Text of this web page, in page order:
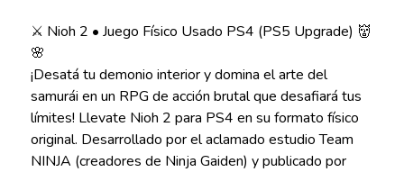
⚔️ Nioh 2 • Juego Físico Usado PS4 (PS5 Upgrade) 👹
🌸
¡Desatá tu demonio interior y domina el arte del
samurái en un RPG de acción brutal que desafiará tus
límites! Llevate Nioh 2 para PS4 en su formato físico
original. Desarrollado por el aclamado estudio Team
NINJA (creadores de Ninja Gaiden) y publicado por